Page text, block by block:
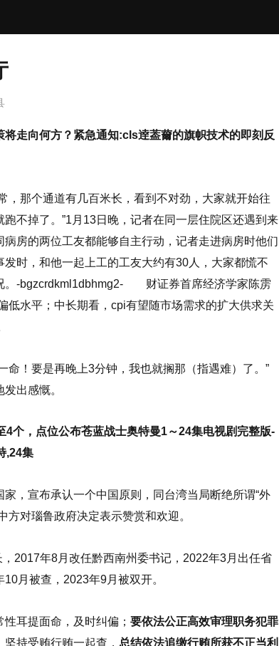
走向何方？紧急通知:cls逹葢薾的旗帜技术的即刻反
那个通道有几百米长，看到不对劲，大家就开始往
不掉了。”1月13日晚，记者在同一层住院区还遇到来
房的两位工友都能够自主行动，记者走进病房时他们
时，和他一起上工的工友大约有30人，大家都慌不
。-bgzcrdkml1dbhmg2- 财证券首席经济学家陈雳
低水平；中长期看，cpi有望随市场需求的扩大供求关
！要是再晚上3分钟，我也就搁那（指遇难）了。”
出感慨。
4个，点位公布苍蓝战士奥特曼1～24集电视剧完整版-
,24集
宣布承认一个中国原则，同台湾当局断绝所谓“外
方对瑙鲁政府决定表示赞赏和欢迎。
年8月改任黔西南州委书记，2022年3月出任省
月被查，2023年9月被双开。
耳提面命，及时纠偏； 要依法公正高效审理职务犯罪
坚持受贿行贿一起查， 总结依法追缴行贿所获不正当利